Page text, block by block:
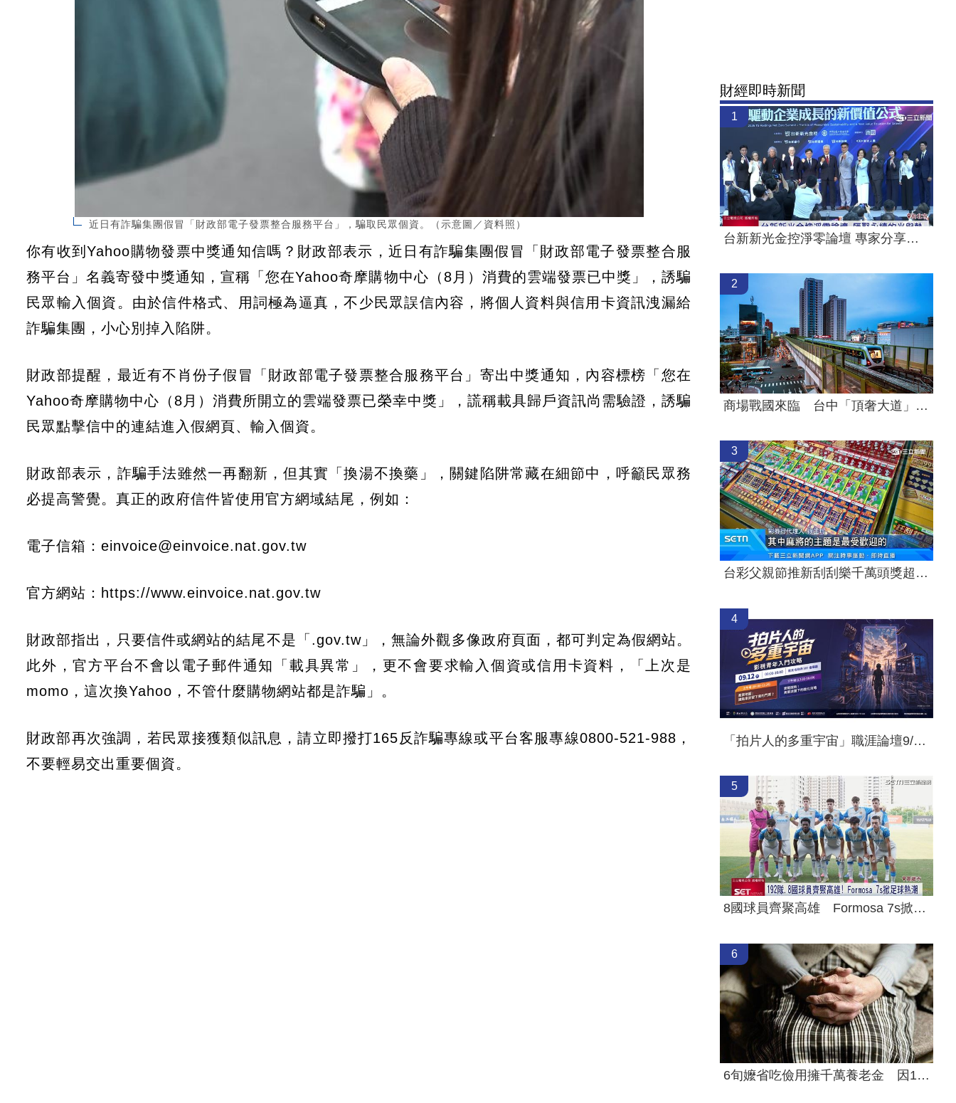
近日有詐騙集團假冒「財政部電子發票整合服務平台」，騙取民眾個資。（示意圖／資料照）
你有收到Yahoo購物發票中獎通知信嗎？財政部表示，近日有詐騙集團假冒「財政部電子發票整合服
務平台」名義寄發中獎通知，宣稱「您在Yahoo奇摩購物中心（8月）消費的雲端發票已中獎」，誘騙
民眾輸入個資。由於信件格式、用詞極為逼真，不少民眾誤信內容，將個人資料與信用卡資訊洩漏給
詐騙集團，小心別掉入陷阱。
財政部提醒，最近有不肖份子假冒「財政部電子發票整合服務平台」寄出中獎通知，內容標榜「您在
Yahoo奇摩購物中心（8月）消費所開立的雲端發票已榮幸中獎」，謊稱載具歸戶資訊尚需驗證，誘騙
民眾點擊信中的連結進入假網頁、輸入個資。
財政部表示，詐騙手法雖然一再翻新，但其實「換湯不換藥」，關鍵陷阱常藏在細節中，呼籲民眾務
必提高警覺。真正的政府信件皆使用官方網域結尾，例如：
電子信箱：einvoice@einvoice.nat.gov.tw
官方網站：https://www.einvoice.nat.gov.tw
財政部指出，只要信件或網站的結尾不是「.gov.tw」，無論外觀多像政府頁面，都可判定為假網站。
此外，官方平台不會以電子郵件通知「載具異常」，更不會要求輸入個資或信用卡資料，「上次是
momo，這次換Yahoo，不管什麼購物網站都是詐騙」。
財政部再次強調，若民眾接獲類似訊息，請立即撥打165反詐騙專線或平台客服專線0800-521-988，
不要輕易交出重要個資。
財經即時新聞
1
台新新光金控淨零論壇 專家分享永續治理
2
商場戰國來臨 台中「頂奢大道」逐漸成形
3
台彩父親節推新刮刮樂千萬頭獎超「爸」氣
4
「拍片人的多重宇宙」職涯論壇9/12登場！
5
8國球員齊聚高雄 Formosa 7s掀足球熱潮
6
6旬嬤省吃儉用擁千萬養老金 因1事後悔了